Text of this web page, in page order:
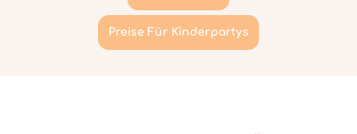
Preise Für Kinderpartys